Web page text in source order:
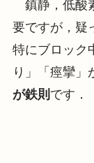
鎮静，低酸
要ですが，疑
特にブロック
り」「痙攣」
が鉄則 です．